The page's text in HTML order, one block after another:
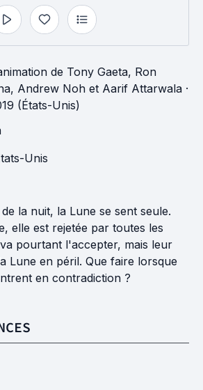
de Tony Gaeta, Ron
, Andrew Noh et Aarif Attarwala ·
(États-Unis)
Unis
la nuit, la Lune se sent seule.
elle est rejetée par toutes les
pourtant l'accepter, mais leur
Lune en péril. Que faire lorsque
en contradiction ?